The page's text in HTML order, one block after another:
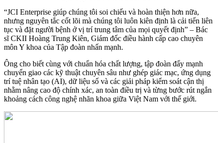
“JCI Enterprise giúp chúng tôi soi chiếu và hoàn thiện hơn nữa,
nhưng nguyên tắc cốt lõi mà chúng tôi luôn kiên định là cải tiến liên
tục và đặt người bệnh ở vị trí trung tâm của mọi quyết định” – Bác
sĩ CKII Hoàng Trung Kiên, Giám đốc điều hành cấp cao chuyên
môn Y khoa của Tập đoàn nhấn mạnh.
Ông cho biết cùng với chuẩn hóa chất lượng, tập đoàn đẩy mạnh
chuyển giao các kỹ thuật chuyên sâu như ghép giác mạc, ứng dụng
trí tuệ nhân tạo (AI), dữ liệu số và các giải pháp kiểm soát cận thị
nhằm nâng cao độ chính xác, an toàn điều trị và từng bước rút ngắn
khoảng cách công nghệ nhãn khoa giữa Việt Nam với thế giới.